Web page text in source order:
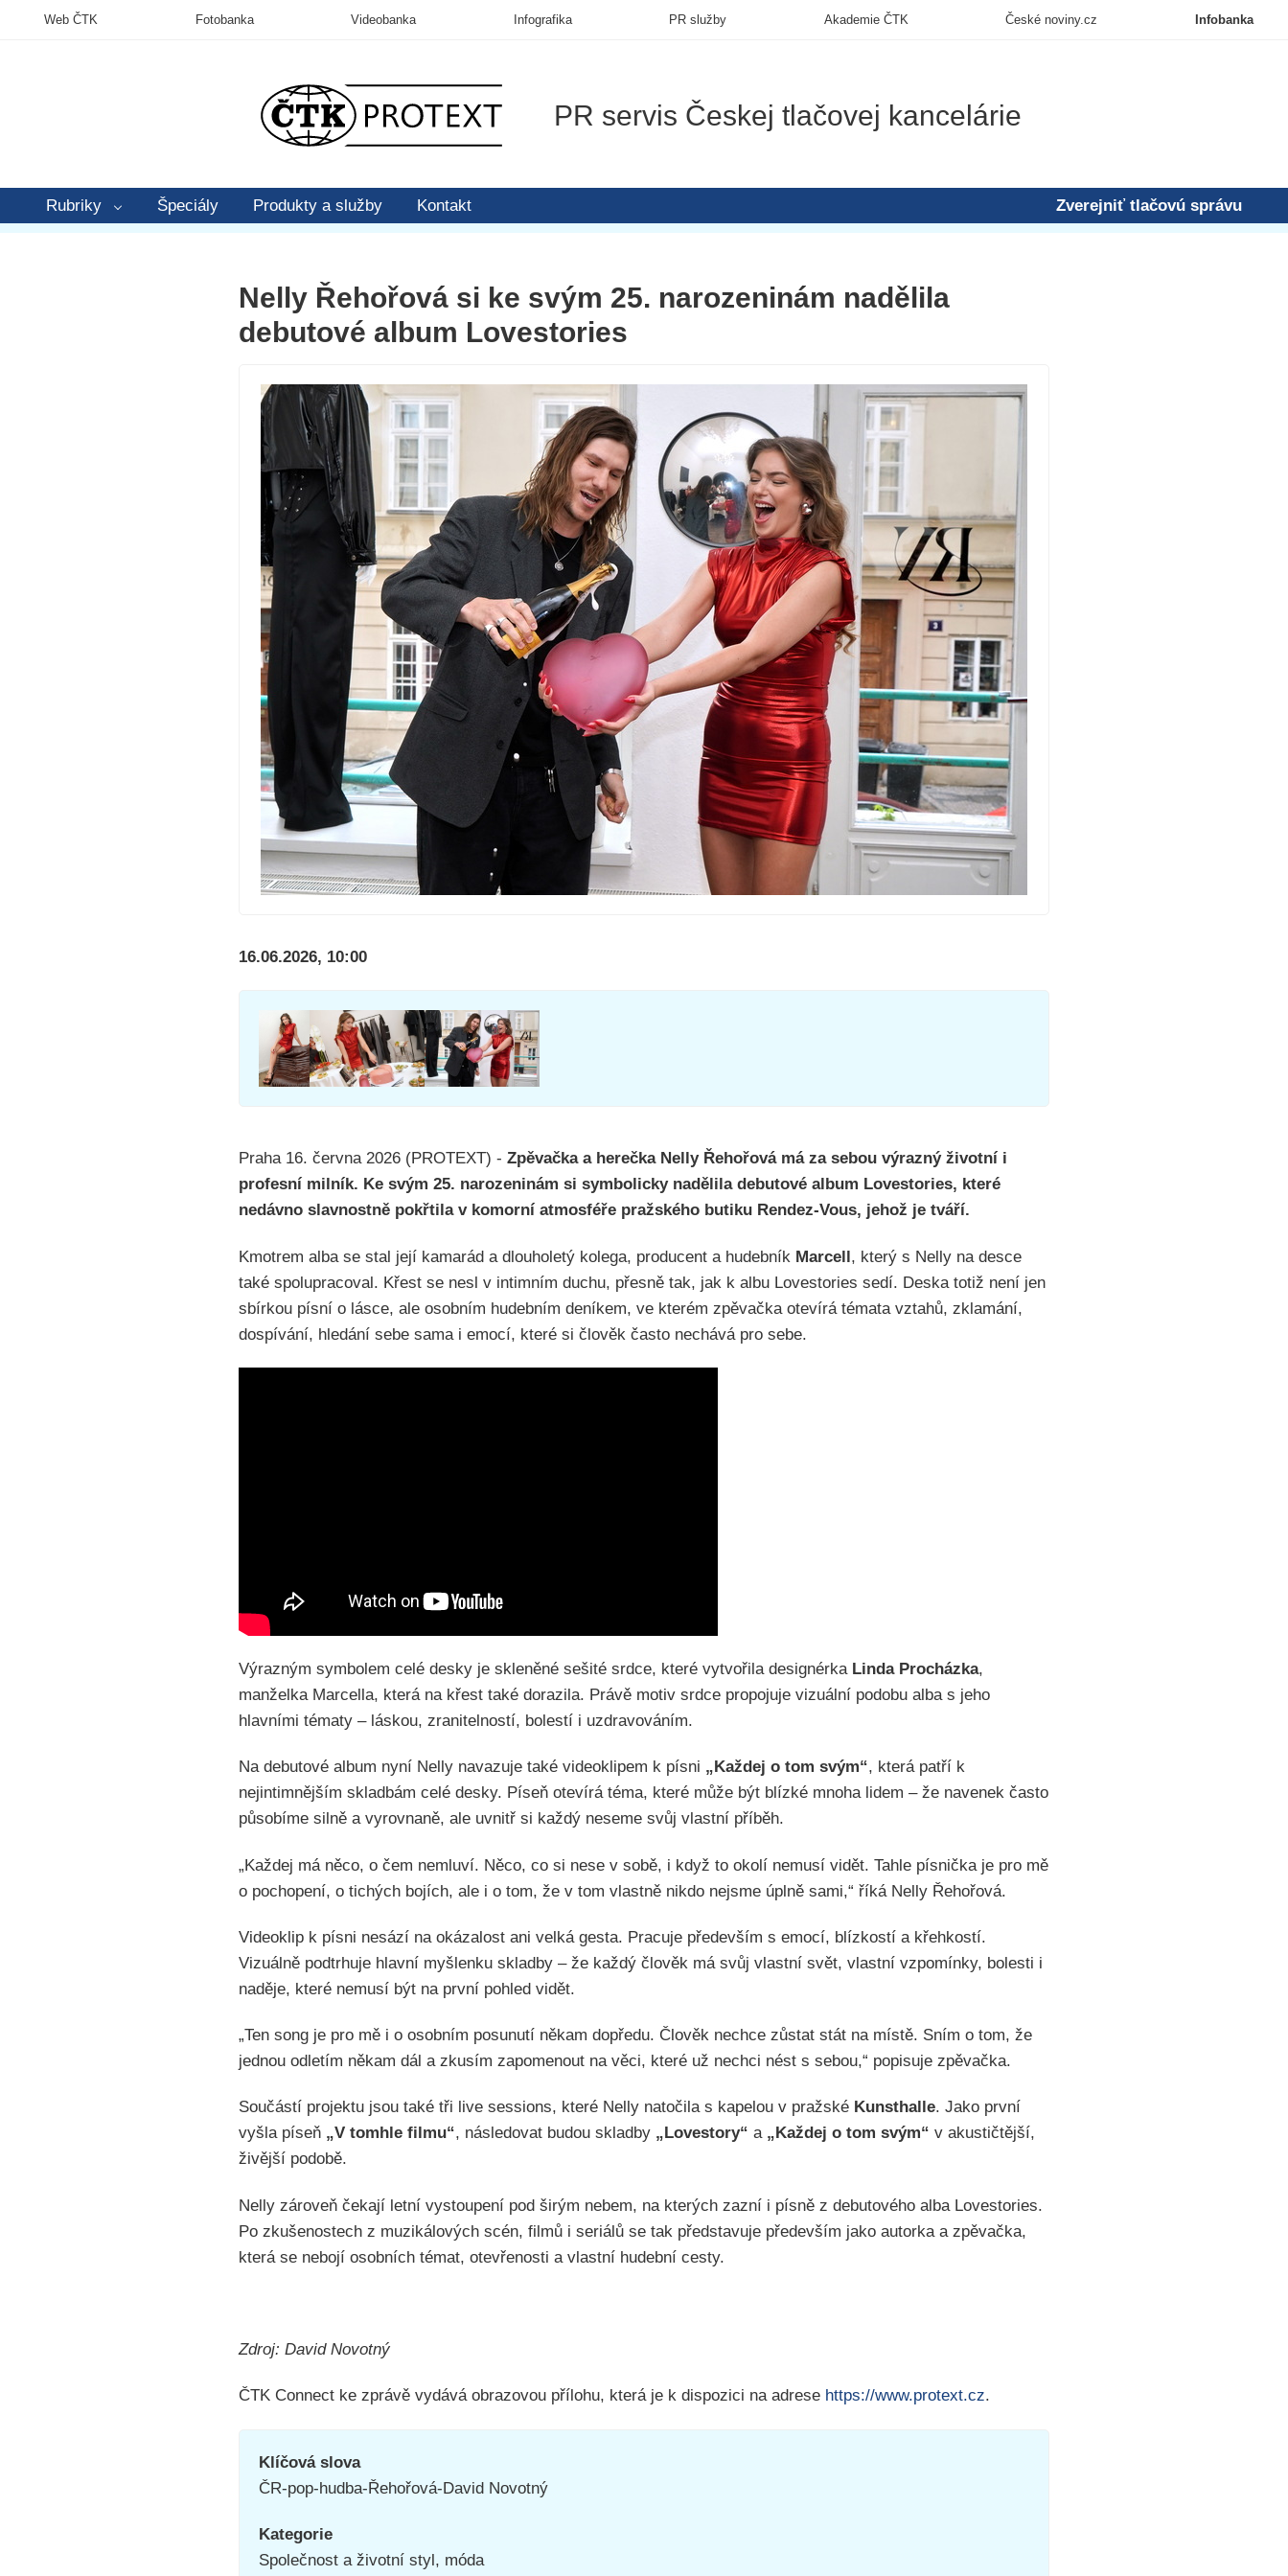
PR servis Českej tlačovej kancelárie
Rubriky Špeciály Produkty a služby Kontakt Zverejniť tlačovú správu
Infobanka
Web ČTK Fotobanka Videobanka Infografika PR služby Akademie ČTK České noviny.cz
Nelly Řehořová si ke svým 25. narozeninám nadělila
debutové album Lovestories
16.06.2026, 10:00
Praha 16. června 2026 (PROTEXT) - Zpěvačka a herečka Nelly Řehořová má za sebou výrazný životní i
profesní milník. Ke svým 25. narozeninám si symbolicky nadělila debutové album Lovestories, které
nedávno slavnostně pokřtila v komorní atmosféře pražského butiku Rendez-Vous, jehož je tváří.
Kmotrem alba se stal její kamarád a dlouholetý kolega, producent a hudebník Marcell, který s Nelly na desce
také spolupracoval. Křest se nesl v intimním duchu, přesně tak, jak k albu Lovestories sedí. Deska totiž není jen
sbírkou písní o lásce, ale osobním hudebním deníkem, ve kterém zpěvačka otevírá témata vztahů, zklamání,
dospívání, hledání sebe sama i emocí, které si člověk často nechává pro sebe.
Výrazným symbolem celé desky je skleněné sešité srdce, které vytvořila designérka Linda Procházka,
manželka Marcella, která na křest také dorazila. Právě motiv srdce propojuje vizuální podobu alba s jeho
hlavními tématy – láskou, zranitelností, bolestí i uzdravováním.
Na debutové album nyní Nelly navazuje také videoklipem k písni „Každej o tom svým“, která patří k
nejintimnějším skladbám celé desky. Píseň otevírá téma, které může být blízké mnoha lidem – že navenek často
působíme silně a vyrovnaně, ale uvnitř si každý neseme svůj vlastní příběh.
„Každej má něco, o čem nemluví. Něco, co si nese v sobě, i když to okolí nemusí vidět. Tahle písnička je pro mě
o pochopení, o tichých bojích, ale i o tom, že v tom vlastně nikdo nejsme úplně sami,“ říká Nelly Řehořová.
Videoklip k písni nesází na okázalost ani velká gesta. Pracuje především s emocí, blízkostí a křehkostí.
Vizuálně podtrhuje hlavní myšlenku skladby – že každý člověk má svůj vlastní svět, vlastní vzpomínky, bolesti i
naděje, které nemusí být na první pohled vidět.
„Ten song je pro mě i o osobním posunutí někam dopředu. Člověk nechce zůstat stát na místě. Sním o tom, že
jednou odletím někam dál a zkusím zapomenout na věci, které už nechci nést s sebou,“ popisuje zpěvačka.
Součástí projektu jsou také tři live sessions, které Nelly natočila s kapelou v pražské Kunsthalle. Jako první
vyšla píseň „V tomhle filmu“, následovat budou skladby „Lovestory“ a „Každej o tom svým“ v akustičtější,
živější podobě.
Nelly zároveň čekají letní vystoupení pod širým nebem, na kterých zazní i písně z debutového alba Lovestories.
Po zkušenostech z muzikálových scén, filmů i seriálů se tak představuje především jako autorka a zpěvačka,
která se nebojí osobních témat, otevřenosti a vlastní hudební cesty.
Zdroj: David Novotný
ČTK Connect ke zprávě vydává obrazovou přílohu, která je k dispozici na adrese https://www.protext.cz.
Klíčová slova
ČR-pop-hudba-Řehořová-David Novotný
Kategorie
Společnost a životní styl, móda